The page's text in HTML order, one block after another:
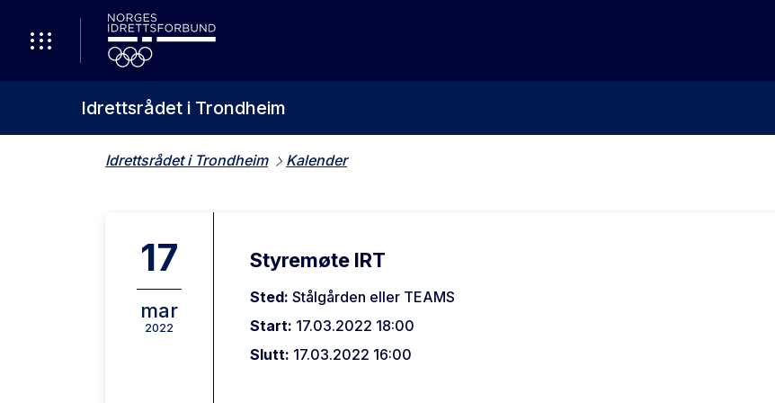
Idrettsrådet i Trondheim
Idrettsrådet i Trondheim Kalender
17
mar
2022
Styremøte IRT
Sted: Stålgården eller TEAMS
Start: 17.03.2022 18:00
Slutt: 17.03.2022 16:00